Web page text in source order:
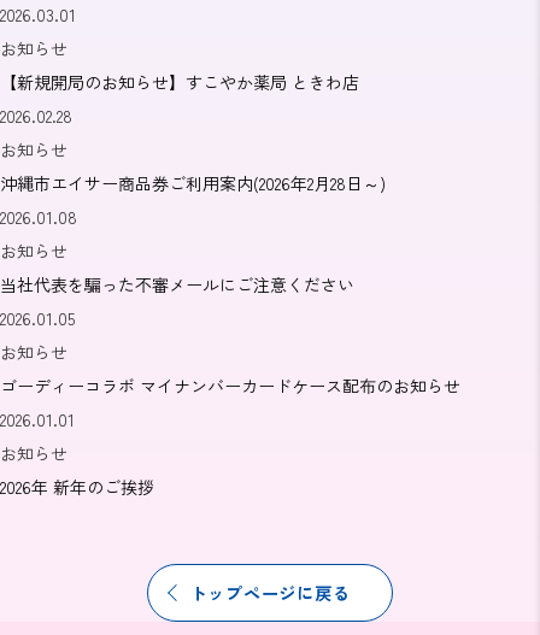
2026.03.01
お知らせ
【新規開局のお知らせ】すこやか薬局 ときわ店
2026.02.28
お知らせ
沖縄市エイサー商品券ご利用案内(2026年2月28日～)
2026.01.08
お知らせ
当社代表を騙った不審メールにご注意ください
2026.01.05
お知らせ
ゴーディーコラボ マイナンバーカードケース配布のお知らせ
2026.01.01
お知らせ
2026年 新年のご挨拶
トップページに戻る